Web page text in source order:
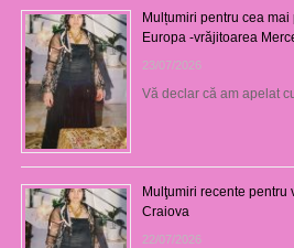
Mulțumiri pentru cea
Europa -vrăjitoarea
23/07/2026
Vă declar că am apelat
Mulţumiri recente pentru
Craiova
22/07/2026